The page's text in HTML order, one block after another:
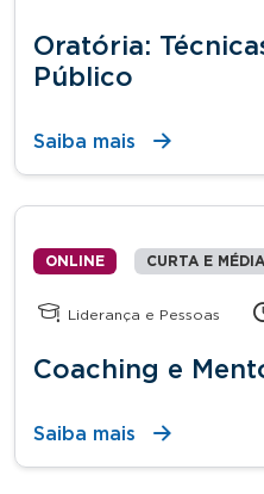
Oratória:
Público
Saiba mais
ONLINE CURTA E
Liderança e Pessoas
Coaching e
Saiba mais